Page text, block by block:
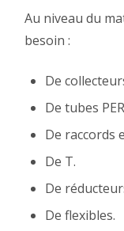
Au niveau du
besoin :
De
De tubes
De raccords
De T.
De
De flexibles.